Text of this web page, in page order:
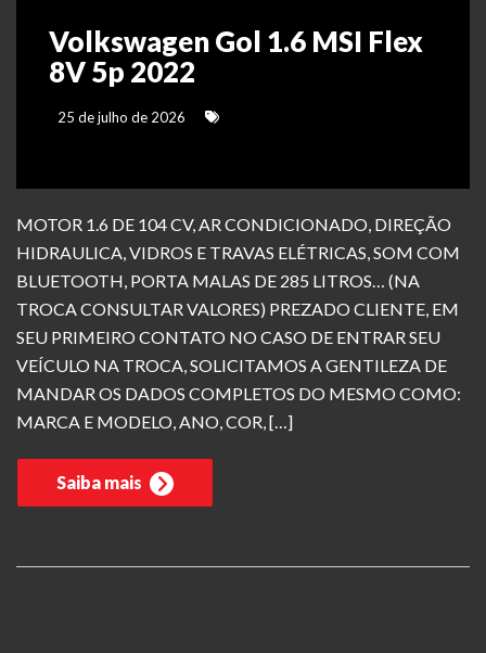
Volkswagen Gol 1.6 MSI Flex
8V 5p 2022
25 de julho de 2026
MOTOR 1.6 DE 104 CV, AR CONDICIONADO, DIREÇÃO
HIDRAULICA, VIDROS E TRAVAS ELÉTRICAS, SOM COM
BLUETOOTH, PORTA MALAS DE 285 LITROS… (NA
TROCA CONSULTAR VALORES) PREZADO CLIENTE, EM
SEU PRIMEIRO CONTATO NO CASO DE ENTRAR SEU
VEÍCULO NA TROCA, SOLICITAMOS A GENTILEZA DE
MANDAR OS DADOS COMPLETOS DO MESMO COMO:
MARCA E MODELO, ANO, COR, […]
Saiba mais